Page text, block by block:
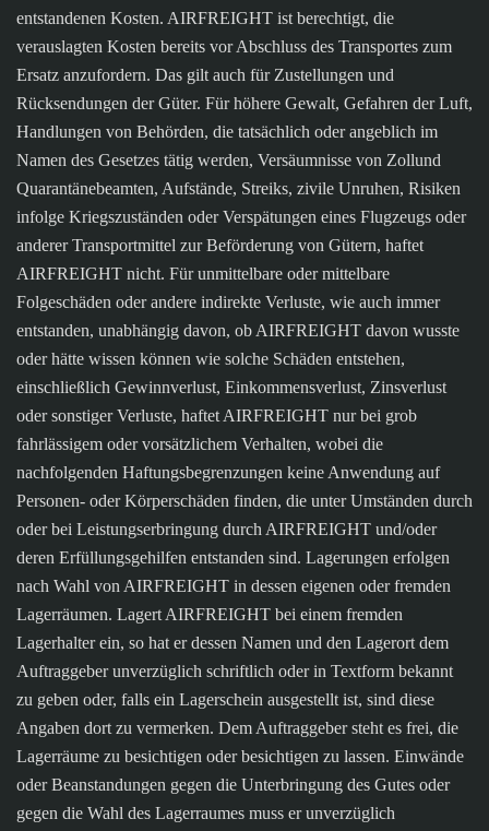
entstandenen Kosten. AIRFREIGHT ist berechtigt, die
verauslagten Kosten bereits vor Abschluss des Transportes zum
Ersatz anzufordern. Das gilt auch für Zustellungen und
Rücksendungen der Güter. Für höhere Gewalt, Gefahren der Luft,
Handlungen von Behörden, die tatsächlich oder angeblich im
Namen des Gesetzes tätig werden, Versäumnisse von Zollund
Quarantänebeamten, Aufstände, Streiks, zivile Unruhen, Risiken
infolge Kriegszuständen oder Verspätungen eines Flugzeugs oder
anderer Transportmittel zur Beförderung von Gütern, haftet
AIRFREIGHT nicht. Für unmittelbare oder mittelbare
Folgeschäden oder andere indirekte Verluste, wie auch immer
entstanden, unabhängig davon, ob AIRFREIGHT davon wusste
oder hätte wissen können wie solche Schäden entstehen,
einschließlich Gewinnverlust, Einkommensverlust, Zinsverlust
oder sonstiger Verluste, haftet AIRFREIGHT nur bei grob
fahrlässigem oder vorsätzlichem Verhalten, wobei die
nachfolgenden Haftungsbegrenzungen keine Anwendung auf
Personen- oder Körperschäden finden, die unter Umständen durch
oder bei Leistungserbringung durch AIRFREIGHT und/oder
deren Erfüllungsgehilfen entstanden sind. Lagerungen erfolgen
nach Wahl von AIRFREIGHT in dessen eigenen oder fremden
Lagerräumen. Lagert AIRFREIGHT bei einem fremden
Lagerhalter ein, so hat er dessen Namen und den Lagerort dem
Auftraggeber unverzüglich schriftlich oder in Textform bekannt
zu geben oder, falls ein Lagerschein ausgestellt ist, sind diese
Angaben dort zu vermerken. Dem Auftraggeber steht es frei, die
Lagerräume zu besichtigen oder besichtigen zu lassen. Einwände
oder Beanstandungen gegen die Unterbringung des Gutes oder
gegen die Wahl des Lagerraumes muss er unverzüglich